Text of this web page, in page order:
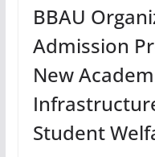
BBAU
Admission
New
Student